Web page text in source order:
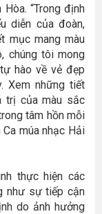
“Trong định
diễn của đoàn,
mục mang màu
chúng tôi mong
hào về vẻ đẹp
Xem những tiết
trị của màu sắc
tâm hồn mỗi
múa nhạc Hải
thực hiện các
như sự tiếp cận
do ảnh hưởng